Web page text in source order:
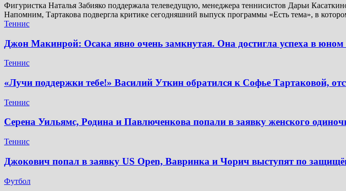
Фигуристка Наталья Забияко поддержала телеведущую, менеджера теннисистов Дарьи
Напомним, Тартакова подвергла критике сегодняшний выпуск программы «Есть тема», в
Теннис
Джон Макинрой: Осака явно очень замкнутая. Она достигла успеха в юном
Теннис
«Лучи поддержки тебе!» Василий Уткин обратился к Софье Тартаковой,
Теннис
Серена Уильямс, Родина и Павлюченкова попали в заявку женского
Теннис
Джокович попал в заявку US Open, Вавринка и Чорич выступят по
Футбол